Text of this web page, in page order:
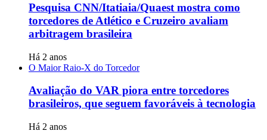
Pesquisa CNN/Itatiaia/Quaest mostra como
torcedores de Atlético e Cruzeiro avaliam
arbitragem brasileira
Há 2 anos
O Maior Raio-X do Torcedor
Avaliação do VAR piora entre torcedores
brasileiros, que seguem favoráveis à tecnologia
Há 2 anos